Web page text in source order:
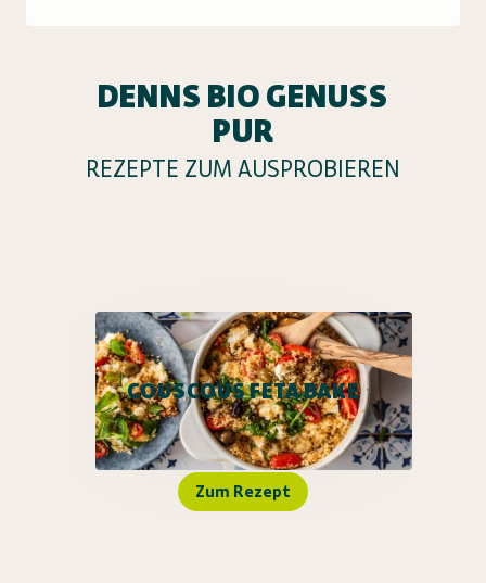
DENNS BIO GENUSS
PUR
REZEPTE ZUM AUSPROBIEREN
COUSCOUS FETA BAKE
Zum Rezept